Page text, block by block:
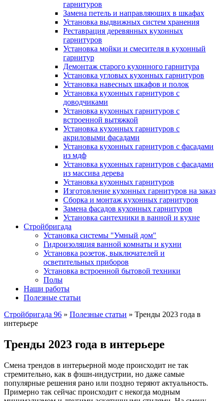
гарнитуров
Замена петель и направляющих в шкафах
Установка выдвижных систем хранения
Реставрация деревянных кухонных
гарнитуров
Установка мойки и смесителя в кухонный
гарнитур
Демонтаж старого кухонного гарнитура
Установка угловых кухонных гарнитуров
Установка навесных шкафов и полок
Установка кухонных гарнитуров с
доводчиками
Установка кухонных гарнитуров с
встроенной вытяжкой
Установка кухонных гарнитуров с
акриловыми фасадами
Установка кухонных гарнитуров с фасадами
из мдф
Установка кухонных гарнитуров с фасадами
из массива дерева
Установка кухонных гарнитуров
Изготовление кухонных гарнитуров на заказ
Сборка и монтаж кухонных гарнитуров
Замена фасадов кухонных гарнитуров
Установка сантехники в ванной и кухне
Стройбригада
Установка системы "Умный дом"
Гидроизоляция ванной комнаты и кухни
Установка розеток, выключателей и
осветительных приборов
Установка встроенной бытовой техники
Полы
Наши работы
Полезные статьи
Стройбригада 96 » Полезные статьи » Тренды 2023 года в
интерьере
Тренды 2023 года в интерьере
Смена трендов в интерьерной моде происходит не так
стремительно, как в фэшн-индустрии, но даже самые
популярные решения рано или поздно теряют актуальность.
Примерно так сейчас происходит с некогда модным